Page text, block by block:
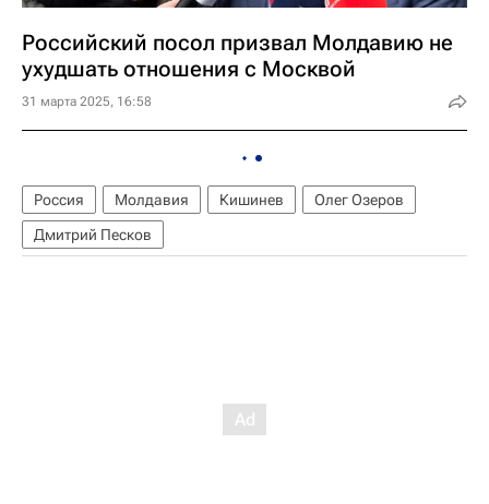
Российский посол призвал Молдавию не
ухудшать отношения с Москвой
31 марта 2025, 16:58
Россия Молдавия Кишинев
Олег Озеров
Дмитрий Песков